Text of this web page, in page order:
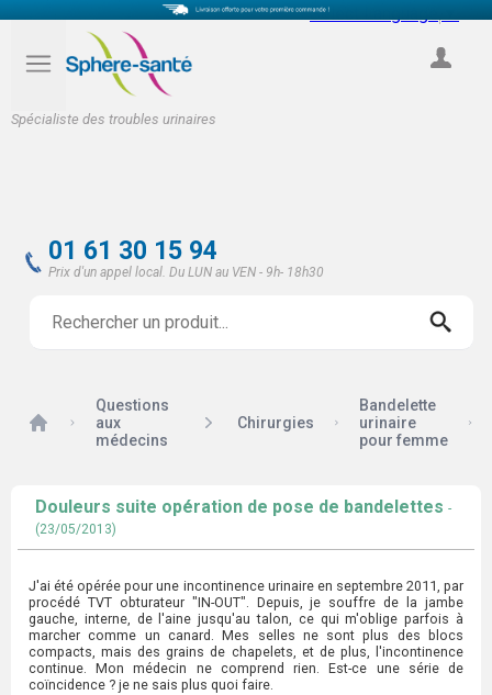
Spécialiste des troubles urinaires
Select Language
01 61 30 15 94
Prix d'un appel local. Du LUN au VEN - 9h- 18h30
Accueil
Questions
aux
médecins
Chirurgies
Bandelette
urinaire
pour femme
Douleurs suite opération de pose de bandelettes -
(23/05/2013)
J'ai été opérée pour une incontinence urinaire en septembre 2011, par
procédé TVT obturateur "IN-OUT". Depuis, je souffre de la jambe
gauche, interne, de l'aine jusqu'au talon, ce qui m'oblige parfois à
marcher comme un canard. Mes selles ne sont plus des blocs
compacts, mais des grains de chapelets, et de plus, l'incontinence
continue. Mon médecin ne comprend rien. Est-ce une série de
coïncidence ? je ne sais plus quoi faire.